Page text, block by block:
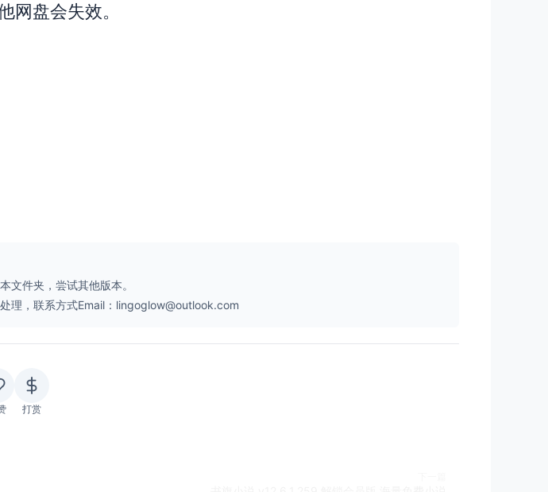
网盘会失效。
文件夹，尝试其他版本。
理，联系方式Email：lingoglow@outlook.com
打赏